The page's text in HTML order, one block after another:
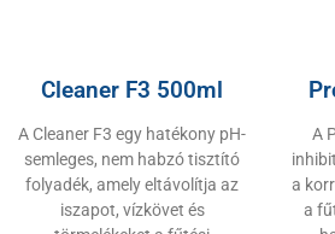
Cleaner F3 500ml
A Cleaner F3 egy hatékony pH-
semleges, nem habzó tisztító
folyadék, amely eltávolítja az
iszapot, vízkövet és
A
a
a